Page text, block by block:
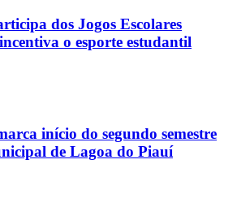
dos Jogos Escolares
o esporte estudantil
início do segundo semestre
de Lagoa do Piauí